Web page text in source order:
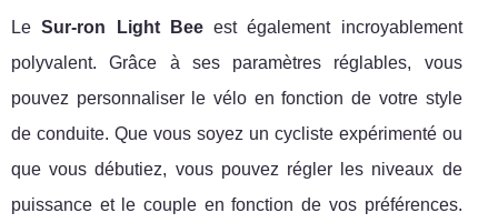
LeSur-ron Light Beeest également incroyablement
polyvalent. Grâce à ses paramètres réglables, vous
pouvez personnaliser le vélo en fonction de votre style
de conduite. Que vous soyez un cycliste expérimenté ou
que vous débutiez, vous pouvez régler les niveaux de
puissance et le couple en fonction de vos préférences.